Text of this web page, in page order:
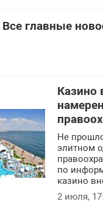
Все главные
Казино
Не
элитном
по
казино
2 июля,